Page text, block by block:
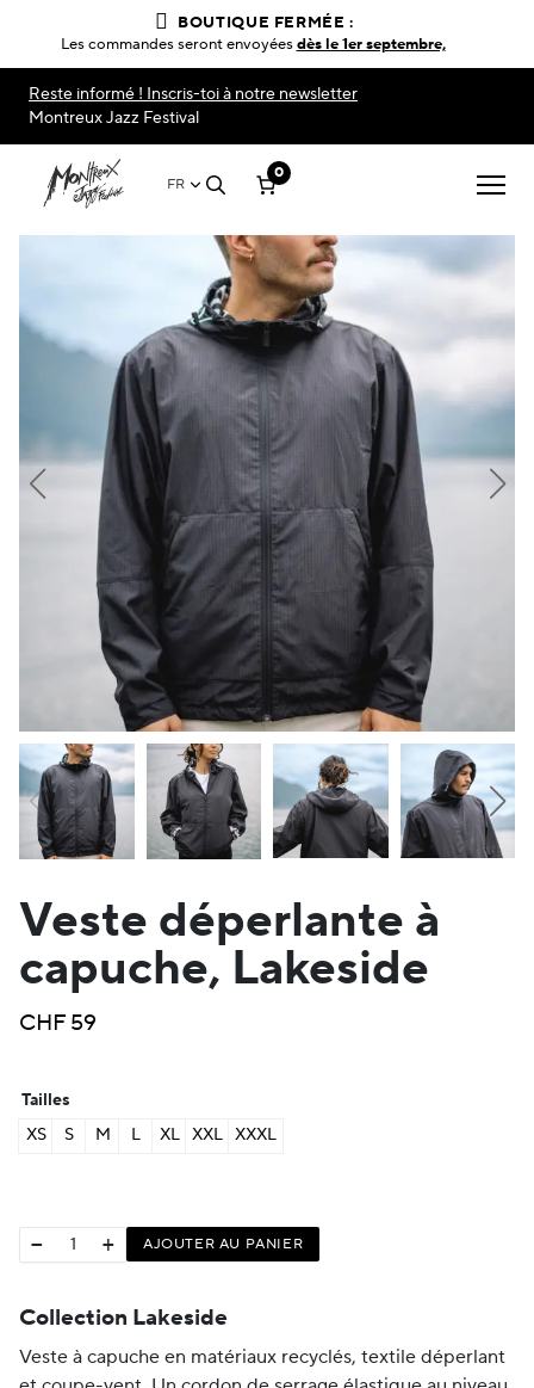
Reste informé ! Inscris-toi à notre newsletter
Montreux Jazz Festival
FR
0
Veste déperlante à
capuche, Lakeside
CHF59
Tailles
XS
S M L XL XXL XXXL
− + AJOUTER AU PANIER
Collection Lakeside
Veste à capuche en matériaux recyclés, textile déperlant
BOUTIQUE FERMÉE :
Les commandes seront envoyéesdès le 1er septembre,